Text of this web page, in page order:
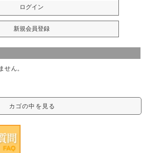
せん。
カゴの中を見る